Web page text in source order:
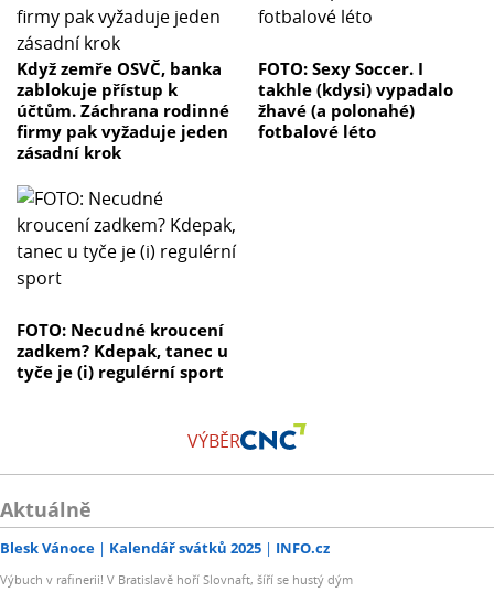
Když zemře OSVČ, banka
zablokuje přístup k
účtům. Záchrana rodinné
firmy pak vyžaduje jeden
zásadní krok
FOTO: Sexy Soccer. I
takhle (kdysi) vypadalo
žhavé (a polonahé)
fotbalové léto
FOTO: Necudné kroucení
zadkem? Kdepak, tanec u
tyče je (i) regulérní sport
VÝBĚR
Aktuálně
Blesk Vánoce Kalendář svátků 2025 INFO.cz
Výbuch v rafinerii! V Bratislavě hoří Slovnaft, šíří se hustý dým